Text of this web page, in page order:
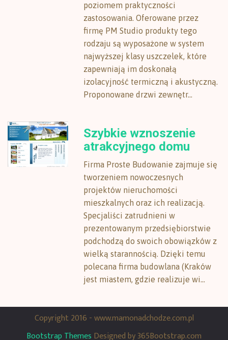
poziomem praktyczności
zastosowania. Oferowane przez
firmę PM Studio produkty tego
rodzaju są wyposażone w system
najwyższej klasy uszczelek, które
zapewniają im doskonałą
izolacyjność termiczną i akustyczną.
Proponowane drzwi zewnętr...
Szybkie wznoszenie
atrakcyjnego domu
Firma Proste Budowanie zajmuje się
tworzeniem nowoczesnych
projektów nieruchomości
mieszkalnych oraz ich realizacją.
Specjaliści zatrudnieni w
prezentowanym przedsiębiorstwie
podchodzą do swoich obowiązków z
wielką starannością. Dzięki temu
polecana firma budowlana (Kraków
jest miastem, gdzie realizuje wi...
Copyright 2016 - www.mamonadchodze.com.pl
Bootstrap Themes Designed by 365Bootstrap.com